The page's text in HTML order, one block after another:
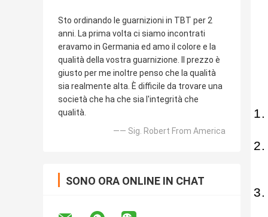
Sto ordinando le guarnizioni in TBT per 2
anni. La prima volta ci siamo incontrati
eravamo in Germania ed amo il colore e la
qualità della vostra guarnizione. Il prezzo è
giusto per me inoltre penso che la qualità
sia realmente alta. È difficile da trovare una
società che ha che sia l'integrità che
qualità.
—— Sig. Robert From America
SONO ORA ONLINE IN CHAT